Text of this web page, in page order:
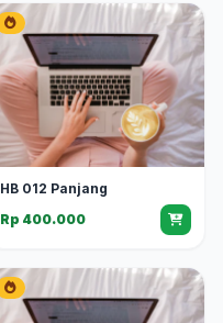
HB 012 Panjang
Rp 400.000